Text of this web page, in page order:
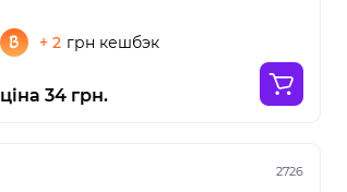
+ 2 грн кешбэк
ціна 34 грн.
2726